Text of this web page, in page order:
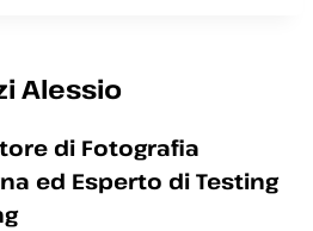
Alessio
di Fotografia
ed Esperto di Testing